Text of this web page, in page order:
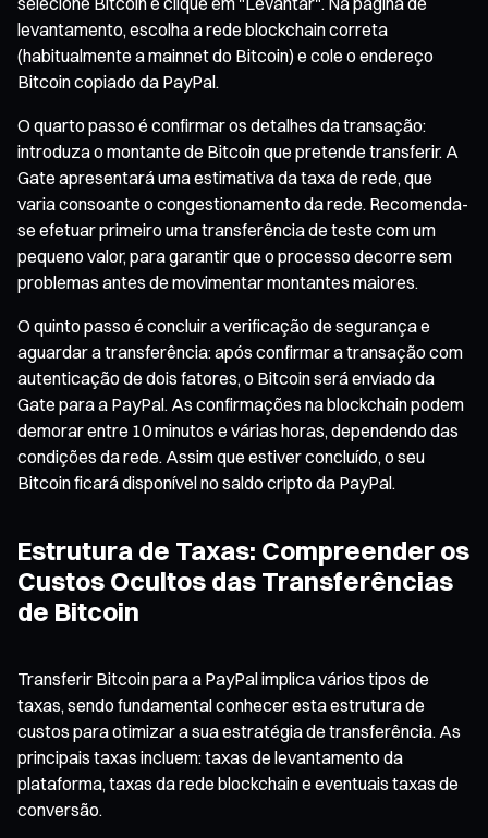
levantamento, escolha a rede blockchain correta
(habitualmente a mainnet do Bitcoin) e cole o endereço
Bitcoin copiado da PayPal.
O quarto passo é confirmar os detalhes da transação:
introduza o montante de Bitcoin que pretende transferir. A
Gate apresentará uma estimativa da taxa de rede, que
varia consoante o congestionamento da rede. Recomenda-
se efetuar primeiro uma transferência de teste com um
pequeno valor, para garantir que o processo decorre sem
problemas antes de movimentar montantes maiores.
O quinto passo é concluir a verificação de segurança e
aguardar a transferência: após confirmar a transação com
autenticação de dois fatores, o Bitcoin será enviado da
Gate para a PayPal. As confirmações na blockchain podem
demorar entre 10 minutos e várias horas, dependendo das
condições da rede. Assim que estiver concluído, o seu
Bitcoin ficará disponível no saldo cripto da PayPal.
Estrutura de Taxas: Compreender os
Custos Ocultos das Transferências
de Bitcoin
Transferir Bitcoin para a PayPal implica vários tipos de
taxas, sendo fundamental conhecer esta estrutura de
custos para otimizar a sua estratégia de transferência. As
principais taxas incluem: taxas de levantamento da
plataforma, taxas da rede blockchain e eventuais taxas de
conversão.